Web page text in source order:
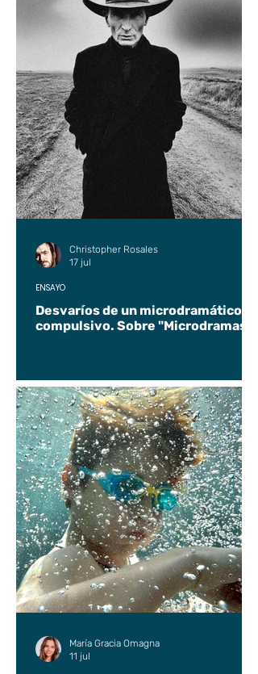
Desvaríos de un microdramático
compulsivo. Sobre "Microdramas".
ENSAYO
Christopher Rosales
17 jul
María Gracia Omagna
11 jul